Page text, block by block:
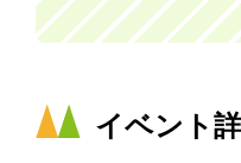
イベント